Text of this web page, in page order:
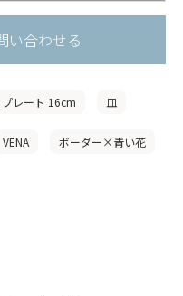
い合わせる
プレート 16cm 皿
VENA ボーダー×青い花